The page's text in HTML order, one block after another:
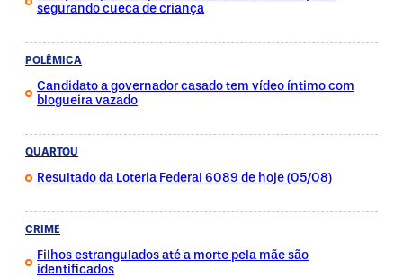
segurando cueca de criança
POLÊMICA
Candidato a governador casado tem vídeo íntimo com
blogueira vazado
QUARTOU
Resultado da Loteria Federal 6089 de hoje (05/08)
CRIME
Filhos estrangulados até a morte pela mãe são
identificados